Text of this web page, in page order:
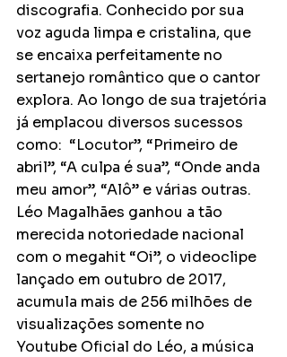
discografia. Conhecido por sua
voz aguda limpa e cristalina, que
se encaixa perfeitamente no
sertanejo romântico que o cantor
explora. Ao longo de sua trajetória
já emplacou diversos sucessos
como:  “Locutor”, “Primeiro de
abril”, “A culpa é sua”, “Onde anda
meu amor”, “Alô” e várias outras.
Léo Magalhães ganhou a tão
merecida notoriedade nacional
com o megahit “Oi”, o videoclipe
lançado em outubro de 2017,
acumula mais de 256 milhões de
visualizações somente no
Youtube Oficial do Léo, a música